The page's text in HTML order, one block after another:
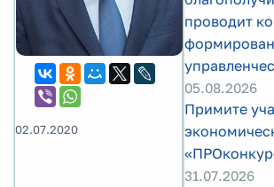
02.07.2020
проводит
05.08.2026
Примите
31.07.2026